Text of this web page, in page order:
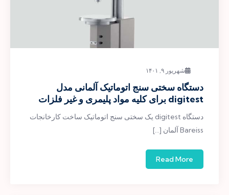
شهریور ۹, ۱۴۰۱
دستگاه سختی سنج اتوماتیک آلمانی مدل
digitest برای کلیه مواد پلیمری و غیر فلزات
دستگاه digitest یک سختی سنج اتوماتیک ساخت کارخانجات
Bareiss آلمان […]
Read More